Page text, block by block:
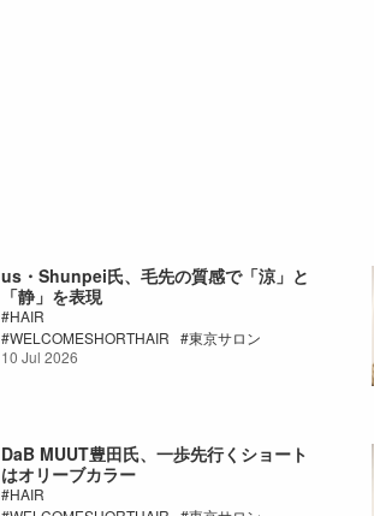
us・Shunpei氏、毛先の質感で「涼」と
「静」を表現
HAIR
WELCOMESHORTHAIR
東京サロン
10 Jul 2026
DaB MUUT豊田氏、一歩先行くショート
はオリーブカラー
HAIR